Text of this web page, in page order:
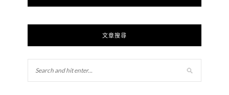
文章搜尋